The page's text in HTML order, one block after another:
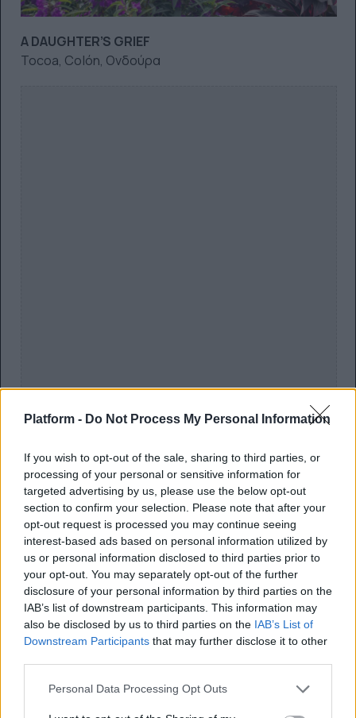
Platform - Do Not Process My Personal Information
If you wish to opt-out of the sale, sharing to third parties, or
processing of your personal or sensitive information for
targeted advertising by us, please use the below opt-out
section to confirm your selection. Please note that after your
opt-out request is processed you may continue seeing
interest-based ads based on personal information utilized by
us or personal information disclosed to third parties prior to
your opt-out. You may separately opt-out of the further
disclosure of your personal information by third parties on the
IAB’s list of downstream participants. This information may
also be disclosed by us to third parties on the IAB’s List of
Downstream Participants that may further disclose it to other
Personal Data Processing Opt Outs
A DAUGHTER’S GRIEF
Tocoa, Colón, Ονδούρα